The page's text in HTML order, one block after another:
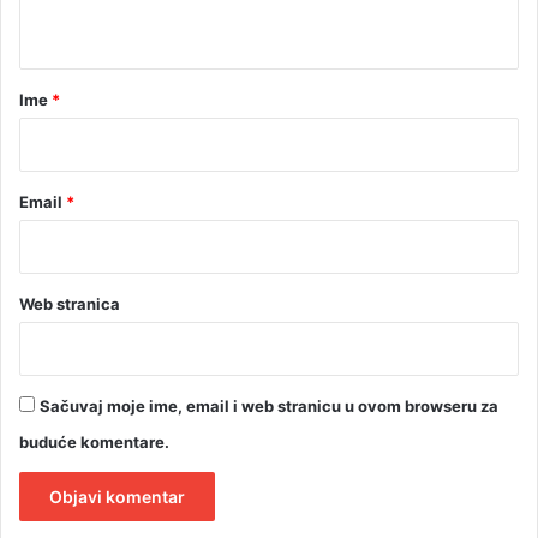
rIme *
Email *
Web stranica
Sačuvaj moje ime, email i web stranicu u ovom browseru za
buduće komentare.